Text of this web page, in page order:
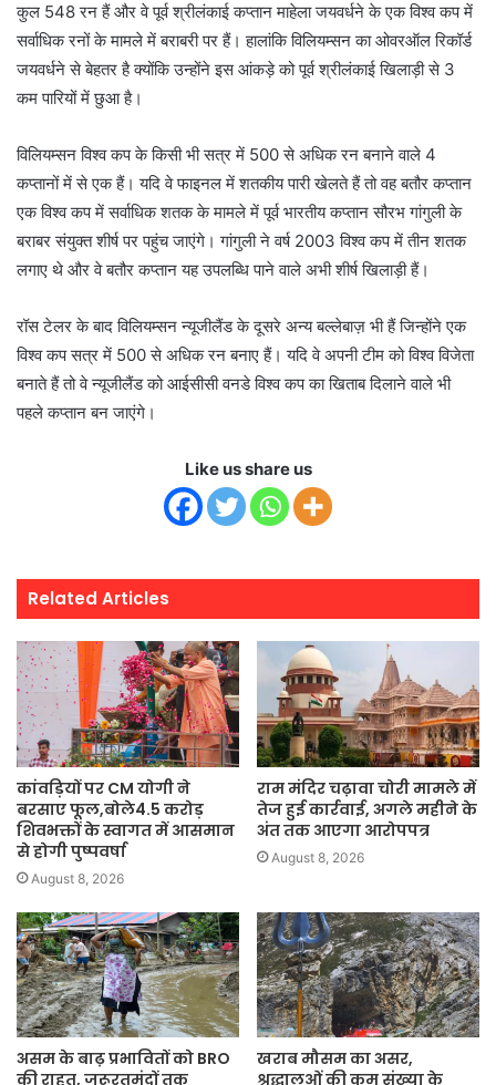
कुल 548 रन हैं और वे पूर्व श्रीलंकाई कप्तान माहेला जयवर्धने के एक विश्व कप में
सर्वाधिक रनों के मामले में बराबरी पर हैं। हालांकि विलियम्सन का ओवरऑल रिकॉर्ड
जयवर्धने से बेहतर है क्योंकि उन्होंने इस आंकड़े को पूर्व श्रीलंकाई खिलाड़ी से 3
कम पारियों में छुआ है।
विलियम्सन विश्व कप के किसी भी सत्र में 500 से अधिक रन बनाने वाले 4
कप्तानों में से एक हैं। यदि वे फाइनल में शतकीय पारी खेलते हैं तो वह बतौर कप्तान
एक विश्व कप में सर्वाधिक शतक के मामले में पूर्व भारतीय कप्तान सौरभ गांगुली के
बराबर संयुक्त शीर्ष पर पहुंच जाएंगे। गांगुली ने वर्ष 2003 विश्व कप में तीन शतक
लगाए थे और वे बतौर कप्तान यह उपलब्धि पाने वाले अभी शीर्ष खिलाड़ी हैं।
रॉस टेलर के बाद विलियम्सन न्यूजीलैंड के दूसरे अन्य बल्लेबाज़ भी हैं जिन्होंने एक
विश्व कप सत्र में 500 से अधिक रन बनाए हैं। यदि वे अपनी टीम को विश्व विजेता
बनाते हैं तो वे न्यूजीलैंड को आईसीसी वनडे विश्व कप का खिताब दिलाने वाले भी
पहले कप्तान बन जाएंगे।
Like us share us
Related Articles
कांवड़ियों पर CM योगी ने
बरसाए फूल,बोले4.5 करोड़
शिवभक्तों के स्वागत में आसमान
से होगी पुष्पवर्षा
August 8, 2026
राम मंदिर चढ़ावा चोरी मामले में
तेज हुई कार्रवाई, अगले महीने के
अंत तक आएगा आरोपपत्र
August 8, 2026
असम के बाढ़ प्रभावितों को BRO
की राहत, जरूरतमंदों तक
खराब मौसम का असर,
श्रद्धालुओं की कम संख्या के